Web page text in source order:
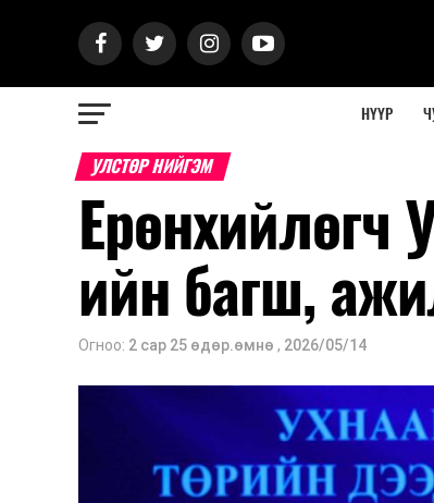
НҮҮР
УЛСТӨР НИЙГЭМ
ийн багш,
Огноо: 2 сар 25 өдөр.өмнө , 2026/05/14